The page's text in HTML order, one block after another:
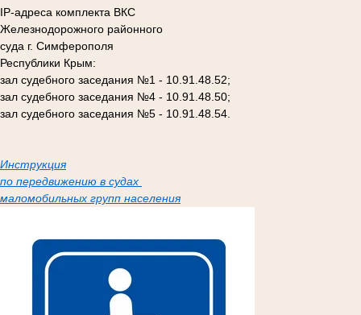
IP-адреса комплекта ВКС
Железнодорожного районного
суда г. Симферополя
Республики Крым:
зал судебного заседания №1 - 10.91.48.52;
зал судебного заседания №4 - 10.91.48.50;
зал судебного заседания №5 - 10.91.48.54.
Инструкция
по передвижению в судах
маломобильных групп населения